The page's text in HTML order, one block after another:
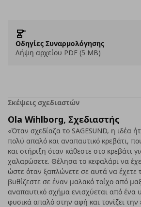
Οδηγίες Συναρμολόγησης
Λήψη αρχείου PDF (5 MB)
Σκέψεις σχεδιαστών
Ola Wihlborg, Σχεδιαστής
«Όταν σχεδίαζα το SAGESUND, η ιδέα
πολύ απαλό και αναπαυτικό κρεβάτι,
και στήριξη όταν κάθεστε στο κρεβάτι
χαλαρώσετε. Θέλησα το κεφαλάρι να
ώστε όταν ξαπλώνετε σε αυτά να έχετε
βυθίζεστε σε έναν μαλακό τοίχο από
αναπαυτικό σχήμα ενισχύεται από ένα
φυσικά απαλό στην αφή και τονίζει την